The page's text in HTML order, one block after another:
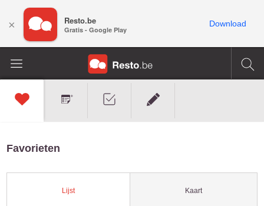
Favorieten
Lijst Kaart
× Resto.be
Gratis - Google Play
Download